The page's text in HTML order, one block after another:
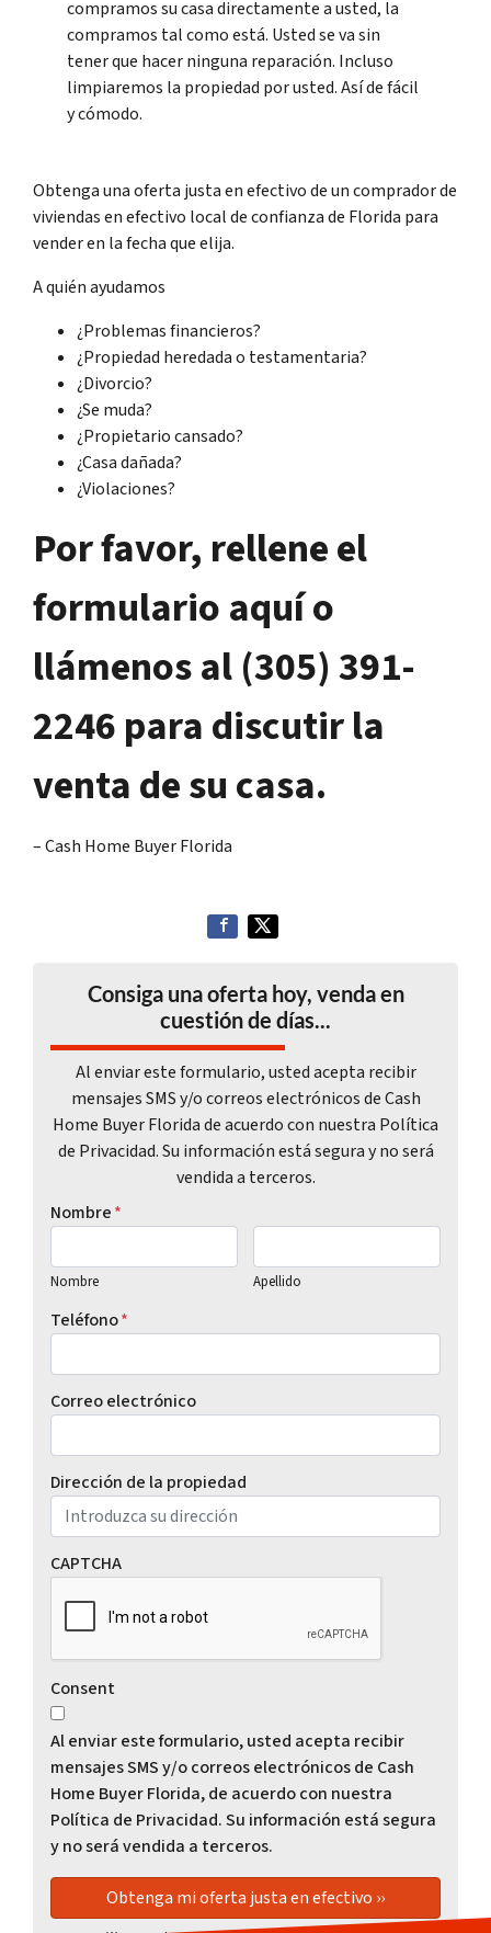
compramos su casa directamente a usted, la
compramos tal como está. Usted se va sin
tener que hacer ninguna reparación. Incluso
limpiaremos la propiedad por usted. Así de fácil
y cómodo.
Obtenga una oferta justa en efectivo de un comprador de
viviendas en efectivo local de confianza de Florida para
vender en la fecha que elija.
A quién ayudamos
¿Problemas financieros?
¿Propiedad heredada o testamentaria?
¿Divorcio?
¿Se muda?
¿Propietario cansado?
¿Casa dañada?
¿Violaciones?
Por favor, rellene el
formulario aquí o
llámenos al (305) 391-
2246 para discutir la
venta de su casa.
– Cash Home Buyer Florida
Consiga una oferta hoy, venda en
cuestión de días...
Al enviar este formulario, usted acepta recibir
mensajes SMS y/o correos electrónicos de Cash
Home Buyer Florida de acuerdo con nuestra Política
de Privacidad. Su información está segura y no será
vendida a terceros.
Nombre*
Nombre Apellido
Teléfono*
Correo electrónico
Dirección de la propiedad
CAPTCHA
Consent
Al enviar este formulario, usted acepta recibir
mensajes SMS y/o correos electrónicos de Cash
Home Buyer Florida, de acuerdo con nuestra
Política de Privacidad. Su información está segura
y no será vendida a terceros.